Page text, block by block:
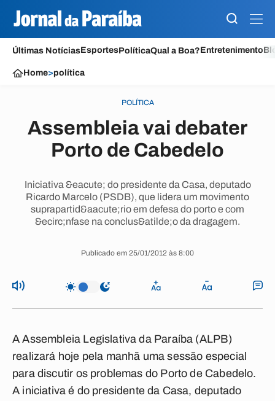
Últimas NotíciasEsportesPolíticaQual a Boa?Entretenimento
Home>política
POLÍTICA
Assembleia vai debater
Porto de Cabedelo
Iniciativa &eacute; do presidente da Casa, deputado
Ricardo Marcelo (PSDB), que lidera um movimento
suprapartid&aacute;rio em defesa do porto e com
&ecirc;nfase na conclus&atilde;o da dragagem.
Publicado em 25/01/2012 às 8:00
A Assembleia Legislativa da Paraíba (ALPB)
realizará hoje pela manhã uma sessão especial
para discutir os problemas do Porto de Cabedelo.
A iniciativa é do presidente da Casa, deputado